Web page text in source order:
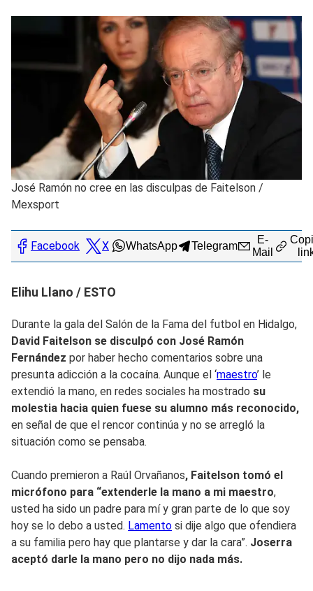
José Ramón no cree en las disculpas de Faitelson /
Mexsport
Facebook X WhatsApp Telegram
E-
Mail
Elihu Llano / ESTO
Durante la gala del Salón de la Fama del futbol en Hidalgo,
David Faitelson se disculpó con José Ramón
Fernández por haber hecho comentarios sobre una
presunta adicción a la cocaína. Aunque el ‘maestro’ le
extendió la mano, en redes sociales ha mostrado su
molestia hacia quien fuese su alumno más reconocido,
en señal de que el rencor continúa y no se arregló la
situación como se pensaba.
Cuando premieron a Raúl Orvañanos, Faitelson tomó el
micrófono para “extenderle la mano a mi maestro,
usted ha sido un padre para mí y gran parte de lo que soy
hoy se lo debo a usted. Lamento si dije algo que ofendiera
a su familia pero hay que plantarse y dar la cara”. Joserra
aceptó darle la mano pero no dijo nada más.